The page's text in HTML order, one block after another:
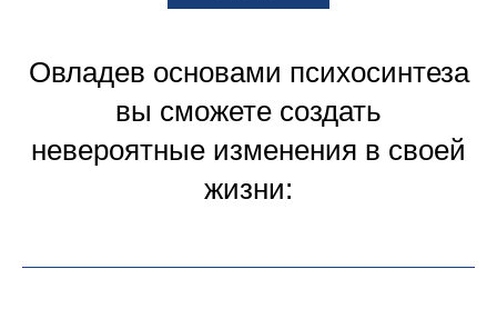
Овладев основами психосинтеза
вы сможете создать
невероятные изменения в своей
жизни: